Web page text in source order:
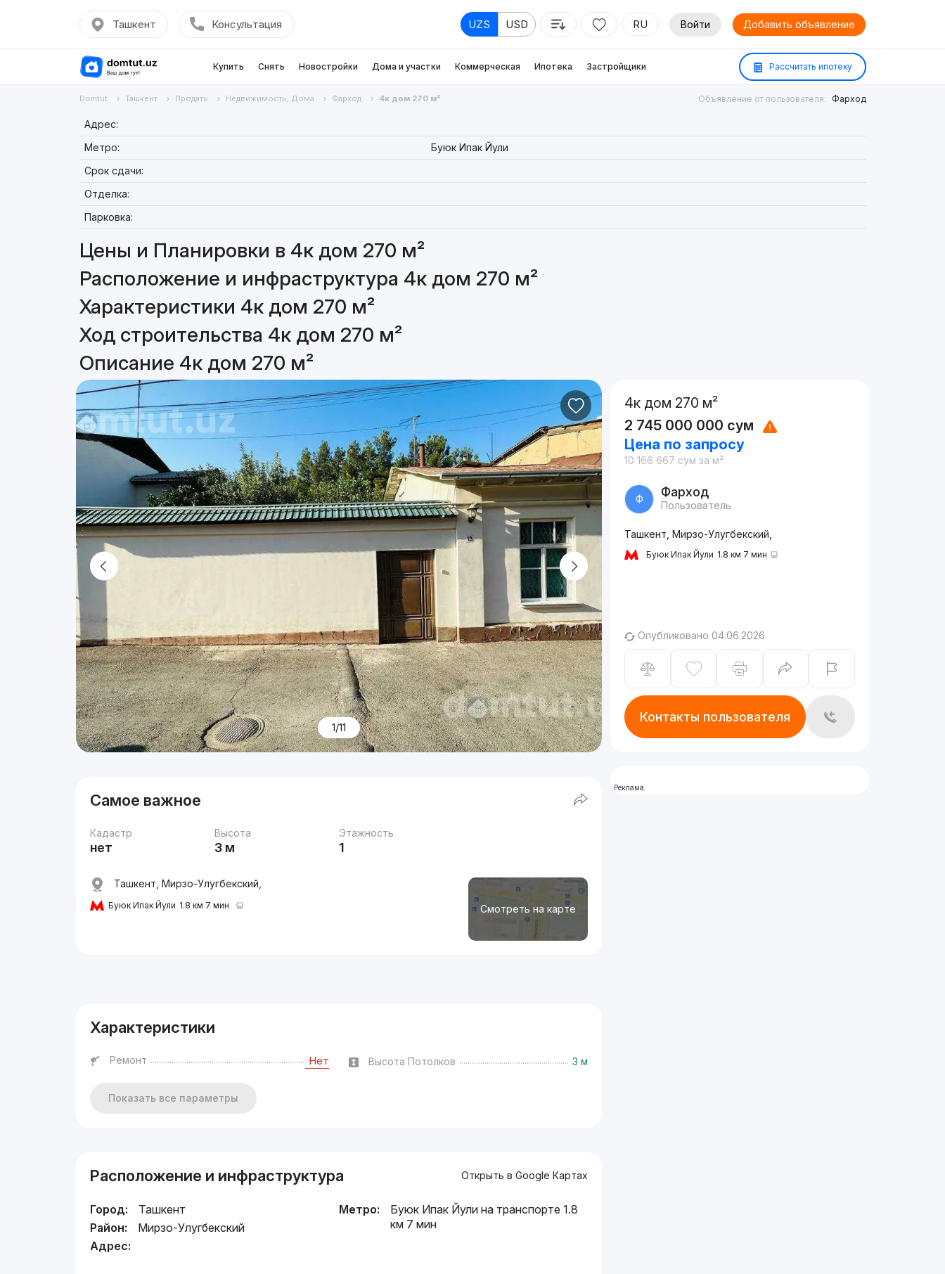
Ташкент Консультация UZS USD RU Войти Добавить объявление
Купить Снять Новостройки Дома и участки Коммерческая Ипотека Застройщики Рассчитать ипотеку
Domtut Ташкент Продать Недвижимость, Дома Фарход 4к дом 270 м² Объявление от пользователя: Фарход
Адрес:
Метро:
Буюк Ипак Йули
Срок сдачи:
Отделка:
Парковка:
Цены и Планировки в 4к дом 270 м²
Расположение и инфраструктура 4к дом 270 м²
Характеристики 4к дом 270 м²
Ход строительства 4к дом 270 м²
Описание 4к дом 270 м²
1/11
Самое важное
Кадастр
нет
Высота
3 м
Этажность
1
Смотреть на карте
Ташкент, Мирзо-Улугбекский,
Буюк Ипак Йули 1.8 км 7 мин
Характеристики
Ремонт Нет Высота Потолков 3 м
Показать все параметры
Расположение и инфраструктура Открыть в Google Картах
Город:
Ташкент
Район:
Мирзо-Улугбекский
Адрес:
Метро:
Буюк Ипак Йули на транспорте 1.8
км 7 мин
4к дом 270 м²
2 745 000 000 сум
Цена по запросу
10 166 667 сум за м²
Ф Фарход
Пользователь
Ташкент, Мирзо-Улугбекский,
Буюк Ипак Йули 1.8 км 7 мин
Опубликовано 04.06.2026
Контакты пользователя
Реклама